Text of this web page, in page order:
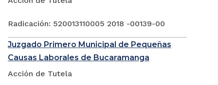
Radicación: 520013110005 2018 -00139-00
Juzgado Primero Municipal de Pequeñas
Causas Laborales de Bucaramanga
Acción de Tutela